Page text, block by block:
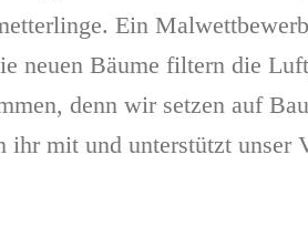
Ein
neuen Bäume filtern die
denn wir setzen auf
mit und unterstützt unser